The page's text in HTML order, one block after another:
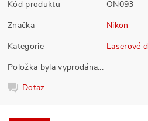
Kód produktu
ON093
Značka
Nikon
Kategorie
Laserové
Položka byla vyprodána...
Dotaz